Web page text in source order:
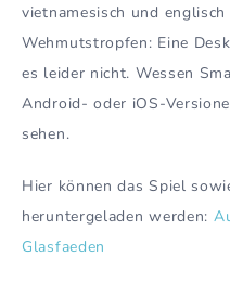
vietnamesisch und
Wehmutstropfen: Eine
es leider nicht. Wessen
Android- oder iOS-
sehen.
Hier können das Spiel
heruntergeladen werden:
Glasfaeden